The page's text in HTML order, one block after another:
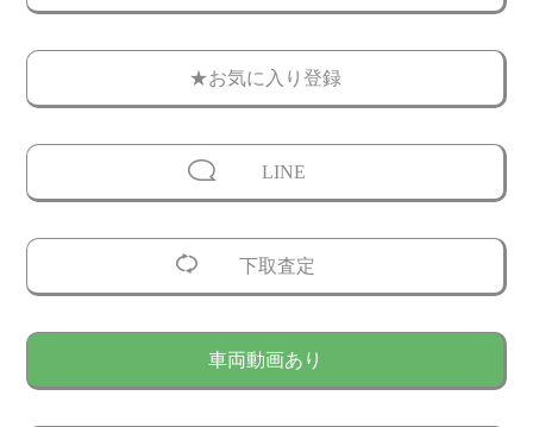
★お気に入り登録
LINE
下取査定
車両動画あり